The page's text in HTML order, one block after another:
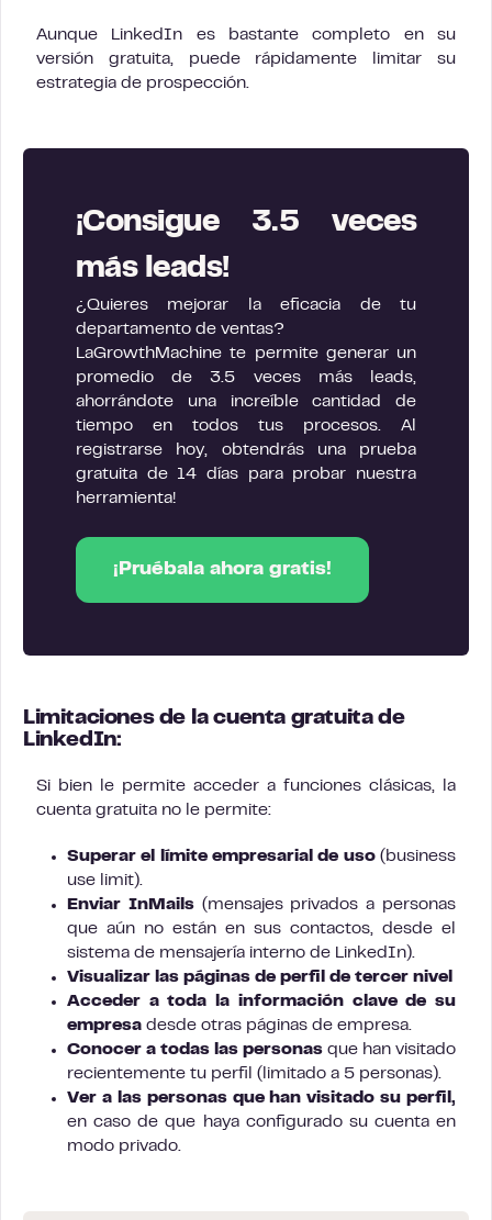
Aunque LinkedIn es bastante completo en su
versión gratuita, puede rápidamente limitar su
estrategia de prospección.
¡Consigue 3.5 veces
más leads!
¿Quieres mejorar la eficacia de tu
departamento de ventas?
LaGrowthMachine te permite generar un
promedio de 3.5 veces más leads,
ahorrándote una increíble cantidad de
tiempo en todos tus procesos. Al
registrarse hoy, obtendrás una prueba
gratuita de 14 días para probar nuestra
herramienta!
¡Pruébala ahora gratis!
Limitaciones de la cuenta gratuita de
LinkedIn:
Si bien le permite acceder a funciones clásicas, la
cuenta gratuita no le permite:
Superar el límite empresarial de uso(business
use limit).
Enviar InMails(mensajes privados a personas
que aún no están en sus contactos, desde el
sistema de mensajería interno de LinkedIn).
Visualizar las páginas de perfil de tercer nivel
Acceder a toda la información clave de su
empresa desde otras páginas de empresa.
Conocer a todas las personas que han visitado
recientemente tu perfil (limitado a 5 personas).
Ver a las personas que han visitado su perfil,
en caso de que haya configurado su cuenta en
modo privado.